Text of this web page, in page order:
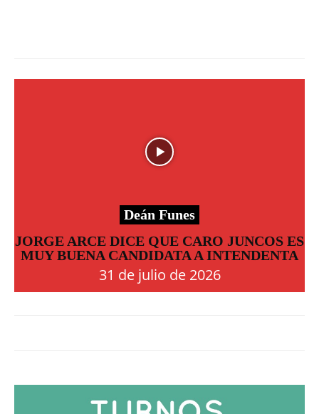
Deán Funes
JORGE ARCE DICE QUE CARO JUNCOS ES
MUY BUENA CANDIDATA A INTENDENTA
31 de julio de 2026